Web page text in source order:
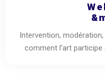
Intervention,
comment l'art participe